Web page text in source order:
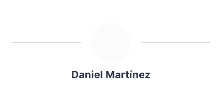
Daniel Martínez